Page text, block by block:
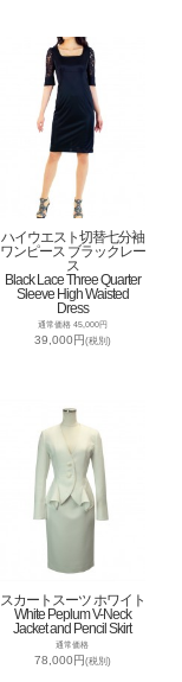
ハイウエスト切替七分袖
ワンピース ブラックレー
ス
Black Lace Three Quarter
Sleeve High Waisted
Dress
通常価格 45,000円
39,000円(税別)
スカートスーツ ホワイト
White Peplum V-Neck
Jacket and Pencil Skirt
通常価格
78,000円(税別)